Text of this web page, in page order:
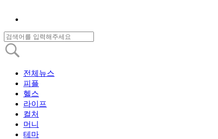
전체뉴스
피플
헬스
라이프
컬처
머니
테마